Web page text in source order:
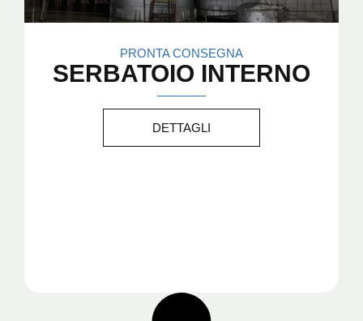
PRONTA CONSEGNA
SERBATOIO INTERNO
DETTAGLI